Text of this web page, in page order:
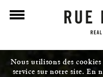
Nous utilisons des
service sur notre site. En